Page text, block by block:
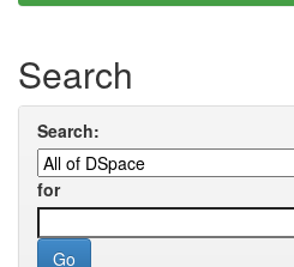
Search
Search:
for